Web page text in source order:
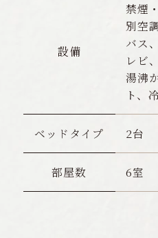
設備
禁煙
別空
バス
レビ
湯沸
ト、
ベッドタイプ 2台
部屋数 6室